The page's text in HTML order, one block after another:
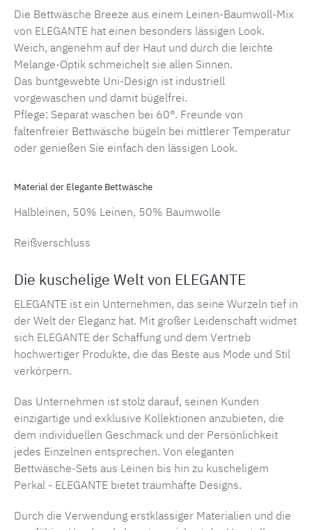
Die Bettwäsche Breeze aus einem Leinen-Baumwoll-Mix
von ELEGANTE hat einen besonders lässigen Look.
Weich, angenehm auf der Haut und durch die leichte
Melange-Optik schmeichelt sie allen Sinnen.
Das buntgewebte Uni-Design ist industriell
vorgewaschen und damit bügelfrei.
Pflege: Separat waschen bei 60°. Freunde von
faltenfreier Bettwäsche bügeln bei mittlerer Temperatur
oder genießen Sie einfach den lässigen Look.
Material der Elegante Bettwäsche
Halbleinen, 50% Leinen, 50% Baumwolle
Reißverschluss
Die kuschelige Welt von ELEGANTE
ELEGANTE ist ein Unternehmen, das seine Wurzeln tief in
der Welt der Eleganz hat. Mit großer Leidenschaft widmet
sich ELEGANTE der Schaffung und dem Vertrieb
hochwertiger Produkte, die das Beste aus Mode und Stil
verkörpern.
Das Unternehmen ist stolz darauf, seinen Kunden
einzigartige und exklusive Kollektionen anzubieten, die
dem individuellen Geschmack und der Persönlichkeit
jedes Einzelnen entsprechen. Von eleganten
Bettwäsche-Sets aus Leinen bis hin zu kuscheligem
Perkal - ELEGANTE bietet traumhafte Designs.
Durch die Verwendung erstklassiger Materialien und die